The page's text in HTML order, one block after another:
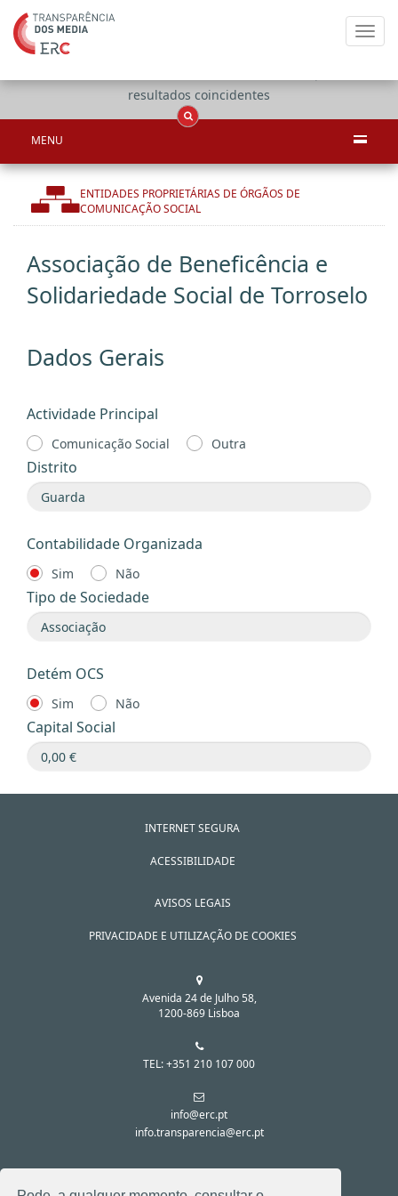
resultados coincidentes
MENU
ENTIDADES PROPRIETÁRIAS DE ÓRGÃOS DE
COMUNICAÇÃO SOCIAL
Associação de Beneficência e
Solidariedade Social de Torroselo
Dados Gerais
Actividade Principal
Comunicação Social Outra
Distrito
Contabilidade Organizada
Sim Não
Tipo de Sociedade
Detém OCS
Sim Não
Capital Social
INTERNET SEGURA
ACESSIBILIDADE
AVISOS LEGAIS
PRIVACIDADE E UTILIZAÇÃO DE COOKIES
Avenida 24 de Julho 58,
1200-869 Lisboa
TEL: +351 210 107 000
info@erc.pt
info.transparencia@erc.pt